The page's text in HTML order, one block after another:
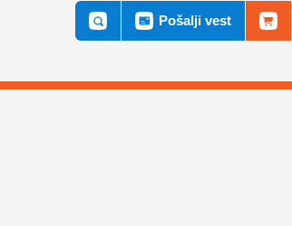
Pošalji vest